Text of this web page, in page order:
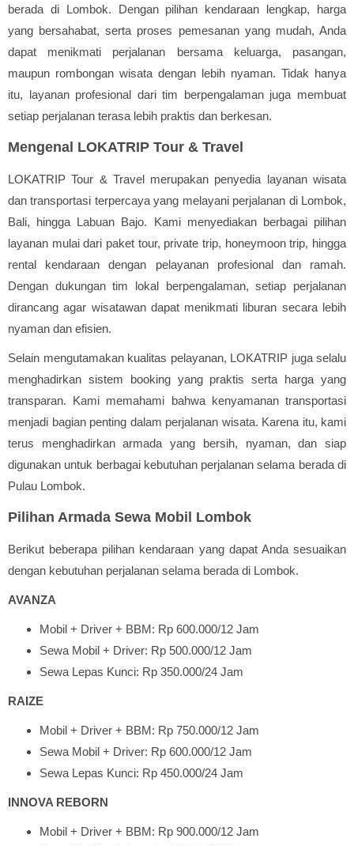
berada di Lombok. Dengan pilihan kendaraan lengkap, harga
yang bersahabat, serta proses pemesanan yang mudah, Anda
dapat menikmati perjalanan bersama keluarga, pasangan,
maupun rombongan wisata dengan lebih nyaman. Tidak hanya
itu, layanan profesional dari tim berpengalaman juga membuat
setiap perjalanan terasa lebih praktis dan berkesan.
Mengenal LOKATRIP Tour & Travel
LOKATRIP Tour & Travel merupakan penyedia layanan wisata
dan transportasi terpercaya yang melayani perjalanan di Lombok,
Bali, hingga Labuan Bajo. Kami menyediakan berbagai pilihan
layanan mulai dari paket tour, private trip, honeymoon trip, hingga
rental kendaraan dengan pelayanan profesional dan ramah.
Dengan dukungan tim lokal berpengalaman, setiap perjalanan
dirancang agar wisatawan dapat menikmati liburan secara lebih
nyaman dan efisien.
Selain mengutamakan kualitas pelayanan, LOKATRIP juga selalu
menghadirkan sistem booking yang praktis serta harga yang
transparan. Kami memahami bahwa kenyamanan transportasi
menjadi bagian penting dalam perjalanan wisata. Karena itu, kami
terus menghadirkan armada yang bersih, nyaman, dan siap
digunakan untuk berbagai kebutuhan perjalanan selama berada di
Pulau Lombok.
Pilihan Armada Sewa Mobil Lombok
Berikut beberapa pilihan kendaraan yang dapat Anda sesuaikan
dengan kebutuhan perjalanan selama berada di Lombok.
AVANZA
Mobil + Driver + BBM: Rp 600.000/12 Jam
Sewa Mobil + Driver: Rp 500.000/12 Jam
Sewa Lepas Kunci: Rp 350.000/24 Jam
RAIZE
Mobil + Driver + BBM: Rp 750.000/12 Jam
Sewa Mobil + Driver: Rp 600.000/12 Jam
Sewa Lepas Kunci: Rp 450.000/24 Jam
INNOVA REBORN
Mobil + Driver + BBM: Rp 900.000/12 Jam